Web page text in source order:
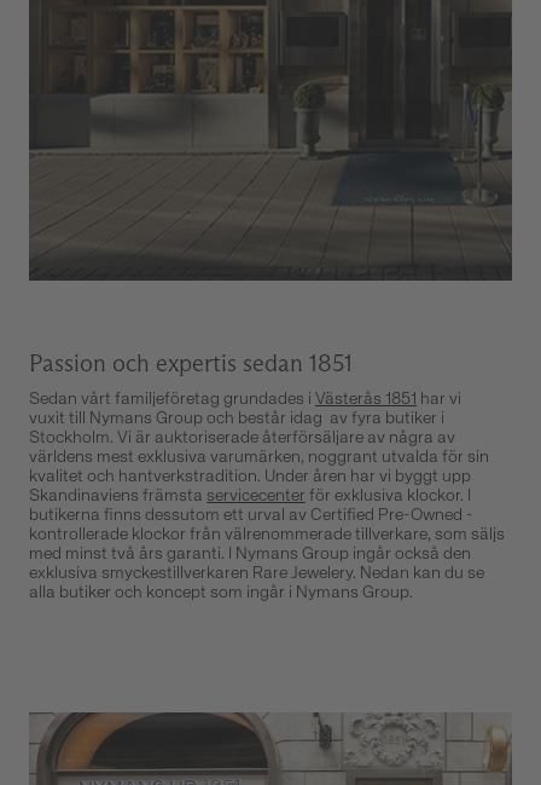
Passion och expertis sedan 1851
Sedan vårt familjeföretag grundades i Västerås 1851 har vi
vuxit till Nymans Group och består idag av fyra butiker i
Stockholm. Vi är auktoriserade återförsäljare av några av
världens mest exklusiva varumärken, noggrant utvalda för sin
kvalitet och hantverkstradition. Under åren har vi byggt upp
Skandinaviens främsta servicecenter för exklusiva klockor. I
butikerna finns dessutom ett urval av Certified Pre-Owned -
kontrollerade klockor från välrenommerade tillverkare, som säljs
med minst två års garanti. I Nymans Group ingår också den
exklusiva smyckestillverkaren Rare Jewelery. Nedan kan du se
alla butiker och koncept som ingår i Nymans Group.